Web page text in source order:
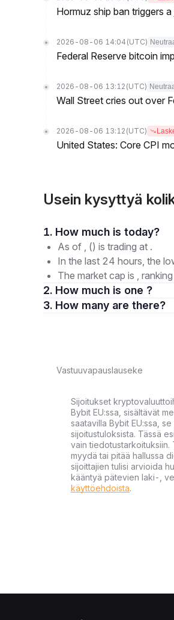
Hormuz ship ban triggers
2026-08-06 14:04 (UTC)
Federal Reserve bitcoin
2026-08-06 13:12 (UTC)
Wall Street cries out over
2026-08-06 13:12 (UTC)
United States: Core CPI
Usein kysyttyä
1. How much is today?
As of , () is trading at .
In the last 24 hours, the
The market cap is ,
2. How much is one ?
3. How many are there?
Vastuuvapauslauseke
Sijoitukset
Bybit EU:ssa, sisältävät
saatavilla Bybit EU:ssa,
sijoitustuloksista. Tässä
vain tiedotustarkoituksiin.
myydä tai pitää hallussa
sijoittajien tulisi arvioida
kääntyä pätevien laki-,
käyttöehdoista.